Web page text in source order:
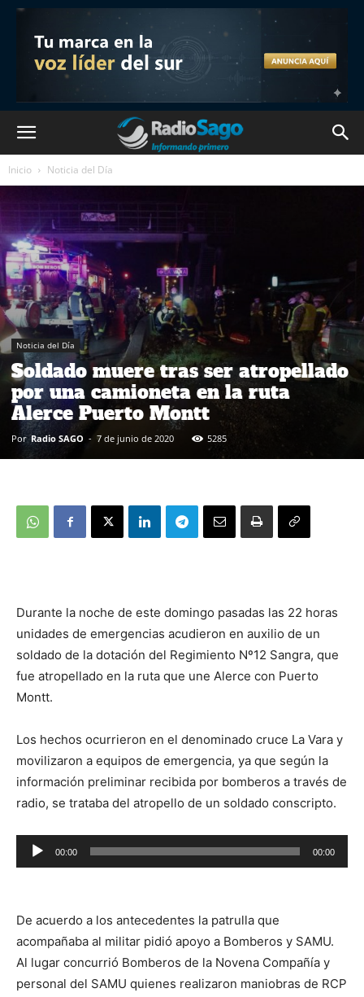
Inicio Noticia del Día
Noticia del Día
Soldado muere tras ser atropellado
por una camioneta en la ruta
Alerce Puerto Montt
Por Radio SAGO - 7 de junio de 2020 5285
Durante la noche de este domingo pasadas las 22 horas
unidades de emergencias acudieron en auxilio de un
soldado de la dotación del Regimiento Nº12 Sangra, que
fue atropellado en la ruta que une Alerce con Puerto
Montt.
Los hechos ocurrieron en el denominado cruce La Vara y
movilizaron a equipos de emergencia, ya que según la
información preliminar recibida por bomberos a través de
radio, se trataba del atropello de un soldado conscripto.
Reproductor
de
00:00 00:00
De acuerdo a los antecedentes la patrulla que
acompañaba al militar pidió apoyo a Bomberos y SAMU.
Al lugar concurrió Bomberos de la Novena Compañía y
personal del SAMU quienes realizaron maniobras de RCP